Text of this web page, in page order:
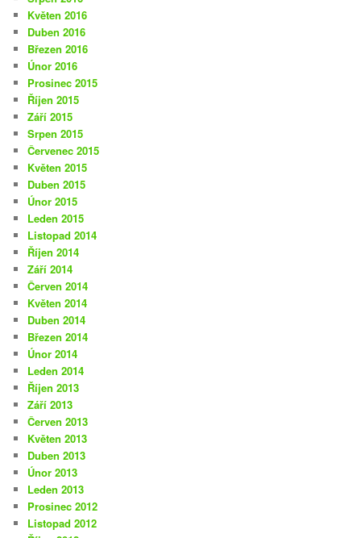
Květen 2016
Duben 2016
Březen 2016
Únor 2016
Prosinec 2015
Říjen 2015
Září 2015
Srpen 2015
Červenec 2015
Květen 2015
Duben 2015
Únor 2015
Leden 2015
Listopad 2014
Říjen 2014
Září 2014
Červen 2014
Květen 2014
Duben 2014
Březen 2014
Únor 2014
Leden 2014
Říjen 2013
Září 2013
Červen 2013
Květen 2013
Duben 2013
Únor 2013
Leden 2013
Prosinec 2012
Listopad 2012